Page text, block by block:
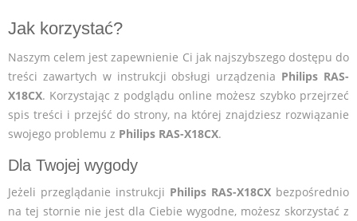
Jak korzystać?
Naszym celem jest zapewnienie Ci jak najszybszego dostępu do
treści zawartych w instrukcji obsługi urządzenia Philips RAS-
X18CX. Korzystając z podglądu online możesz szybko przejrzeć
spis treści i przejść do strony, na której znajdziesz rozwiązanie
swojego problemu z Philips RAS-X18CX.
Dla Twojej wygody
Jeżeli przeglądanie instrukcji Philips RAS-X18CX bezpośrednio
na tej stornie nie jest dla Ciebie wygodne, możesz skorzystać z